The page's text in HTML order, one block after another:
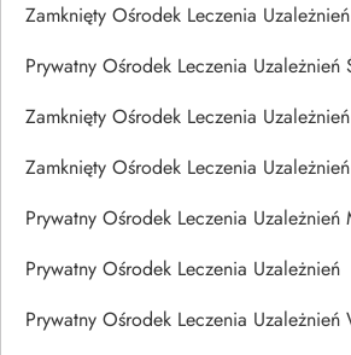
Zamknięty Ośrodek Leczenia
Prywatny Ośrodek Leczenia Uzależnień
Zamknięty Ośrodek Leczenia
Zamknięty Ośrodek Leczenia
Prywatny Ośrodek Leczenia Uzależnień
Prywatny Ośrodek Leczenia Uzależnień
Prywatny Ośrodek Leczenia Uzależnień